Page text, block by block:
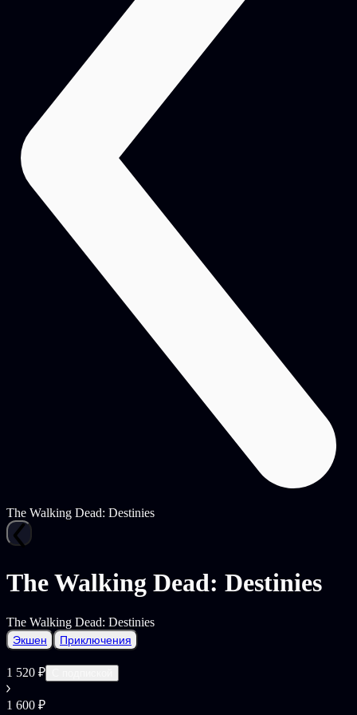
The Walking Dead: Destinies
The Walking Dead: Destinies
The Walking Dead: Destinies
Экшен Приключения
1 520 ₽
1 600 ₽